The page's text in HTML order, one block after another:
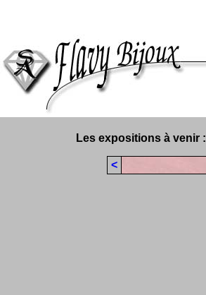
Les expositions à venir :
<